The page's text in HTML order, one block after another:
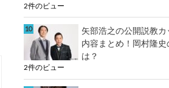
2件のビュー
矢部浩之の公開説教
内容まとめ！岡村隆
は？
2件のビュー